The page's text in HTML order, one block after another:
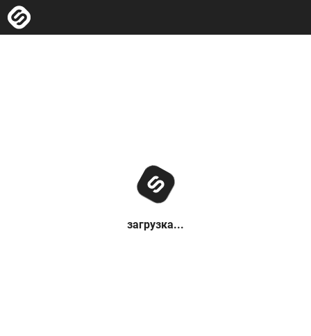
загрузка...